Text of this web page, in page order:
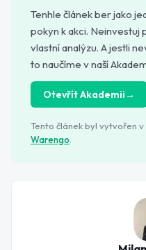
Tenhle článek ber jako
pokyn k akci. Neinvestuj
vlastní analýzu. A jestli
to naučíme v naší
Otevřít Akademii→
Tento článek byl vytvořen v
Warengo